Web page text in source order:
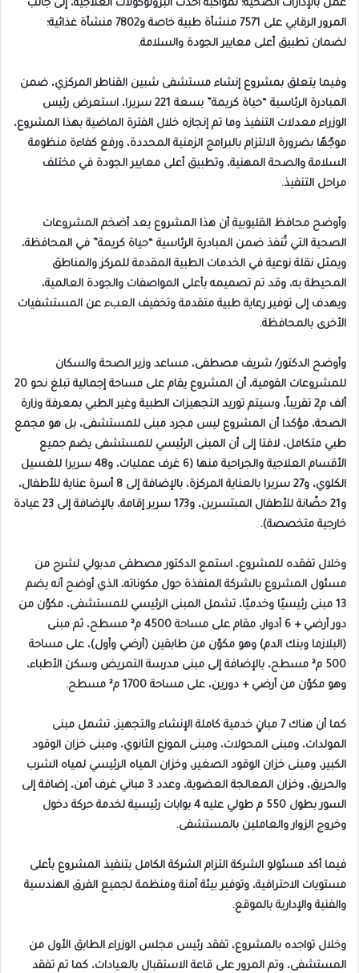
عمل بالإدارات الصحية؛ لمواكبة أحدث البروتوكولات العلاجية، إلى جانب
المرور الرقابي على 7571 منشأة طبية خاصة و7802 منشأة غذائية؛
لضمان تطبيق أعلى معايير الجودة والسلامة.
وفيما يتعلق بمشروع إنشاء مستشفى شبين القناطر المركزي، ضمن
المبادرة الرئاسية “حياة كريمة” بسعة 221 سريرا، استعرض رئيس
الوزراء معدلات التنفيذ وما تم إنجازه خلال الفترة الماضية بهذا المشروع،
موجّهًا بضرورة الالتزام بالبرامج الزمنية المحددة، ورفع كفاءة منظومة
السلامة والصحة المهنية، وتطبيق أعلى معايير الجودة في مختلف
مراحل التنفيذ.
وأوضح محافظ القليوبية أن هذا المشروع يعد أضخم المشروعات
الصحية التي تُنفذ ضمن المبادرة الرئاسية “حياة كريمة” في المحافظة،
ويمثل نقلة نوعية في الخدمات الطبية المقدمة للمركز والمناطق
المحيطة به، وقد تم تصميمه بأعلى المواصفات والجودة العالمية،
ويهدف إلى توفير رعاية طبية متقدمة وتخفيف العبء عن المستشفيات
الأخرى بالمحافظة.
وأوضح الدكتور/ شريف مصطفى، مساعد وزير الصحة والسكان
للمشروعات القومية، أن المشروع يقام على مساحة إجمالية تبلغ نحو 20
ألف م2 تقريباً، وسيتم توريد التجهيزات الطبية وغير الطبي بمعرفة وزارة
الصحة، مؤكدا أن المشروع ليس مجرد مبنى للمستشفى، بل هو مجمع
طبي متكامل، لافتا إلى أن المبنى الرئيسي للمستشفى يضم جميع
الأقسام العلاجية والجراحية منها (6 غرف عمليات، و48 سريرا للغسيل
الكلوي، و27 سريرا بالعناية المركزة، بالإضافة إلى 8 أسرة عناية للأطفال،
و21 حضّانة للأطفال المبتسرين، و173 سرير إقامة، بالإضافة إلى 23 عيادة
خارجية متخصصة).
وخلال تفقده للمشروع، استمع الدكتور مصطفى مدبولي لشرح من
مسئول المشروع بالشركة المنفذة حول مكوناته، الذي أوضح أنه يضم
13 مبنى رئيسيًا وخدميًا، تشمل المبنى الرئيسي للمستشفى، مكوّن من
دور أرضي + 6 أدوار، مقام على مساحة 4500 م² مسطح، ثم مبنى
(البلازما وبنك الدم) وهو مكوّن من طابقين (أرضي وأول)، على مساحة
500 م² مسطح، بالإضافة إلى مبنى مدرسة التمريض وسكن الأطباء،
وهو مكوّن من أرضي + دورين، على مساحة 1700 م² مسطح.
كما أن هناك 7 مبانٍ خدمية كاملة الإنشاء والتجهيز، تشمل مبنى
المولدات، ومبنى المحولات، ومبنى الموزع الثانوي، ومبنى خزان الوقود
الكبير، ومبنى خزان الوقود الصغير، وخزان المياه الرئيسي لمياه الشرب
والحريق، وخزان المعالجة العضوية، وعدد 3 مباني غرف أمن، إضافة إلى
السور بطول 550 م طولي عليه 4 بوابات رئيسية لخدمة حركة دخول
وخروج الزوار والعاملين بالمستشفى.
فيما أكد مسئولو الشركة التزام الشركة الكامل بتنفيذ المشروع بأعلى
مستويات الاحترافية، وتوفير بيئة آمنة ومنظمة لجميع الفرق الهندسية
والفنية والإدارية بالموقع.
وخلال تواجده بالمشروع، تفقد رئيس مجلس الوزراء الطابق الأول من
المستشفى، وتم المرور على قاعة الاستقبال بالعيادات، كما تم تفقد